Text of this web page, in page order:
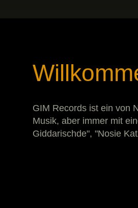
GIM Records ist ein von
Musik, aber immer mit
Giddarischde", "Nosie